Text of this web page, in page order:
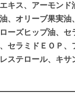
キス、アーモンド
、オリーブ果実油
ーズヒップ油、セ
セラミドＥＯＰ、
ステロール、キサ